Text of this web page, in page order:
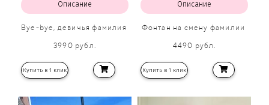
Описание
Bye-bye, девичья фамилия
3990 рубл.
Купить в 1 клик
Описание
Фонтан на смену фамилии
4490 рубл.
Купить в 1 клик